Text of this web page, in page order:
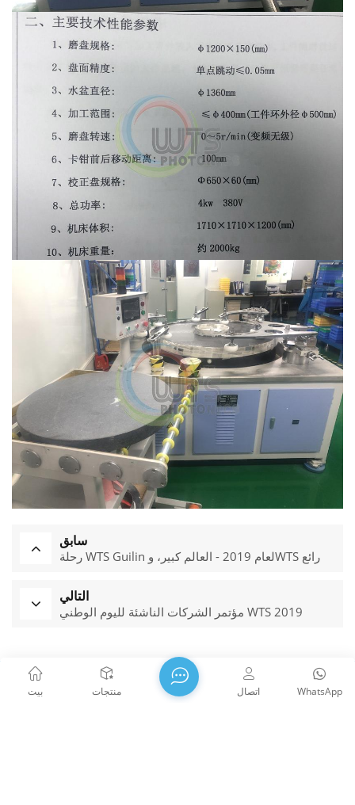
سابق
رحلة WTS Guilin لعام 2019 - العالم كبير، وWTS رائع
التالي
مؤتمر الشركات الناشئة لليوم الوطني WTS 2019
بيت منتجات WhatsApp اتصال